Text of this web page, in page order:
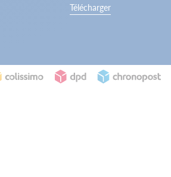
Télécharger